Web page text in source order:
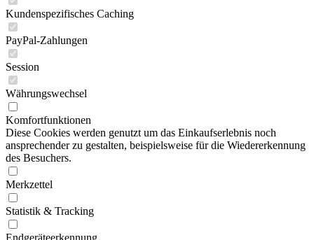
Kundenspezifisches Caching
PayPal-Zahlungen
Session
Währungswechsel
Komfortfunktionen
Diese Cookies werden genutzt um das Einkaufserlebnis noch
ansprechender zu gestalten, beispielsweise für die Wiedererkennung
des Besuchers.
Merkzettel
Statistik & Tracking
Endgeräteerkennung